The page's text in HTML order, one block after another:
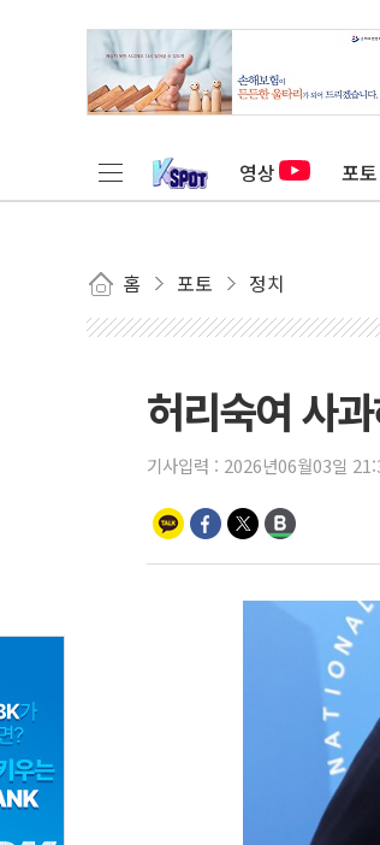
영상 포토
홈 포토 정치
허리숙여 사
기사입력 : 2026년06월03일